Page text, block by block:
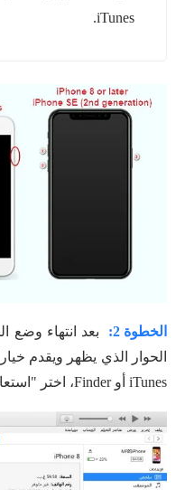
iTunes.
الخطوة 2:
بعد انتهاء وضع
الحوار الذي يظهر ويقدم
iTunes أو Finder، اختر "استعادة".